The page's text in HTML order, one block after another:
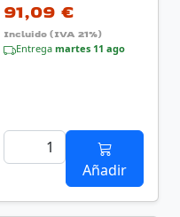
91,09 €
Incluido (IVA 21%)
Entrega martes 11 ago
Añadir